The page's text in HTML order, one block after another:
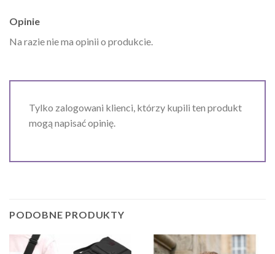
Opinie
Na razie nie ma opinii o produkcie.
Tylko zalogowani klienci, którzy kupili ten produkt
mogą napisać opinię.
PODOBNE PRODUKTY